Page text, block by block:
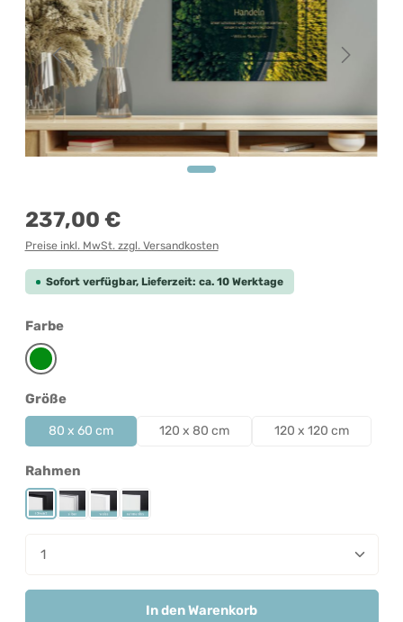
Regulärer Preis:
237,00 €
Preise inkl. MwSt. zzgl. Versandkosten
Sofort verfügbar, Lieferzeit: ca. 10 Werktage
Farbeauswählen
Grün
Größeauswählen
80 x 60 cm 120 x 80 cm 120 x 120 cm
Rahmenauswählen
Rahmen Schwarz
Rahmen Silber
Rahmen Weiß
Rahmenlos
Produkt Anzahl: Gib den gewünschten Wert ein
In den Warenkorb